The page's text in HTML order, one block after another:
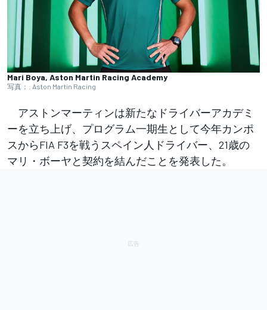
Mari Boya, Aston Martin Racing Academy
写真：: Aston Martin Racing
アストンマーティンは新たなドライバーアカデミ
ーを立ち上げ、プログラム一期生として今年カンポ
スからFIA F3を戦うスペイン人ドライバー、21歳の
マリ・ボーヤと契約を結んだことを発表した。